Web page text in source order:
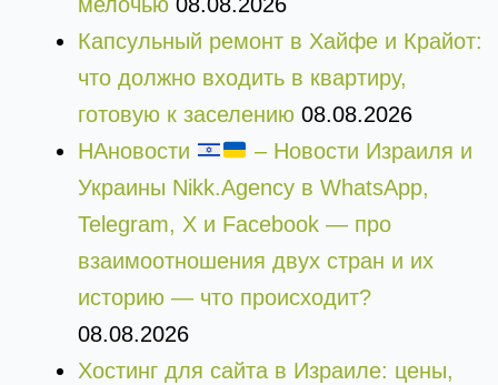
Капсульный ремонт в Хайфе и Крайот:
что должно входить в квартиру,
готовую к заселению 08.08.2026
НАновости
– Новости Израиля и
Украины Nikk.Agency в WhatsApp,
Telegram, X и Facebook — про
взаимоотношения двух стран и их
историю — что происходит?
08.08.2026
Хостинг для сайта в Израиле: цены,